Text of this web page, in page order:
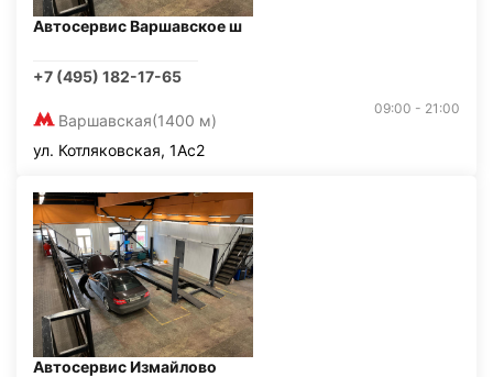
Автосервис Варшавское ш
+7 (495) 182-17-65
Варшавская(1400 м)
09:00 - 21:00
ул. Котляковская, 1Ас2
Автосервис Измайлово